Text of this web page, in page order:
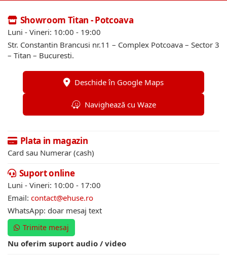
Showroom Titan - Potcoava
Luni - Vineri: 10:00 - 19:00
Str. Constantin Brancusi nr.11 – Complex Potcoava – Sector 3
– Titan – Bucuresti.
Deschide în Google Maps
Navighează cu Waze
Plata in magazin
Card sau Numerar (cash)
Suport online
Luni - Vineri: 10:00 - 17:00
Email: contact@ehuse.ro
WhatsApp: doar mesaj text
Trimite mesaj
Nu oferim suport audio / video